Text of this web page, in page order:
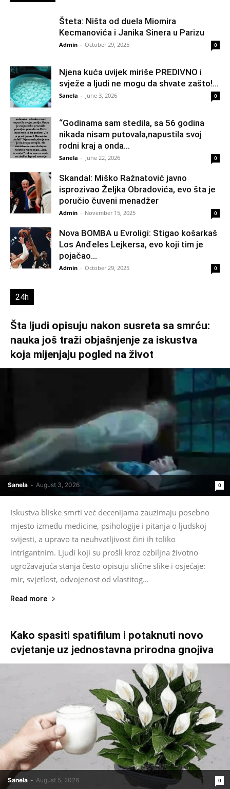
Šteta: Ništa od duela Miomira
Kecmanovića i Janika Sinera u Parizu
Admin - October 29, 2025 0
Njena kuća uvijek miriše PREDIVNO i
svježe a ljudi ne mogu da shvate zašto!...
Sanela - June 3, 2026 0
“Godinama sam stedila, sa 56 godina
nikada nisam putovala,napustila svoj
rodni kraj a onda...
Sanela - June 22, 2026 0
Skandal: Miško Ražnatović javno
isprozivao Željka Obradovića, evo šta je
poručio čuveni menadžer
Admin - November 15, 2025 0
Nova BOMBA u Evroligi: Stigao košarkaš
Los Anđeles Lejkersa, evo koji tim je
pojačao...
Admin - October 29, 2025 0
24h
Šta ljudi opisuju nakon susreta sa smrću:
nauka još traži objašnjenje za iskustva
koja mijenjaju pogled na život
Sanela - August 3, 2026 0
Iskustva bliske smrti već decenijama zauzimaju posebno
mjesto između medicine, psihologije i pitanja o ljudskoj
svijesti, a upravo ta neuhvatljivost čini ih toliko
intrigantnim. Ljudi koji su prošli kroz ozbiljna životno
ugrožavajuća stanja često opisuju slične slike i osjećaje:
mir, svjetlost, odvojenost od vlastitog...
Read more
Kako spasiti spatifilum i potaknuti novo
cvjetanje uz jednostavna prirodna gnojiva
Sanela - August 5, 2026 0